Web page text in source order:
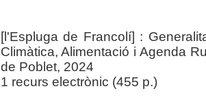
[l'Espluga de Francolí] :
Climàtica, Alimentació i Agenda
de Poblet, 2024
1 recurs electrònic (455 p.)